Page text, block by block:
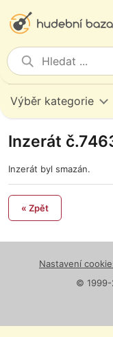
Výběr kategorie
Inzerát
Inzerát byl smazán.
« Zpět
Nastavení
© 1999-